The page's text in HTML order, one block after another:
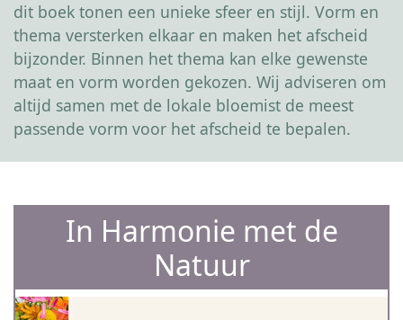
dit boek tonen een unieke sfeer en stijl. Vorm en
thema versterken elkaar en maken het afscheid
bijzonder. Binnen het thema kan elke gewenste
maat en vorm worden gekozen. Wij adviseren om
altijd samen met de lokale bloemist de meest
passende vorm voor het afscheid te bepalen.
In Harmonie met de
Natuur